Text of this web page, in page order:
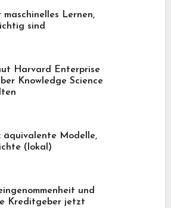
Lernen,
sind
Harvard Enterprise
Knowledge Science
Modelle,
(lokal)
und
Kreditgeber jetzt